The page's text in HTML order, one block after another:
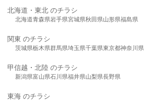
北海道・東北 のチラシ
北海道青森県岩手県宮城県秋田県山形県福島県
関東 のチラシ
茨城県栃木県群馬県埼玉県千葉県東京都神奈川県
甲信越・北陸 のチラシ
新潟県富山県石川県福井県山梨県長野県
東海 のチラシ